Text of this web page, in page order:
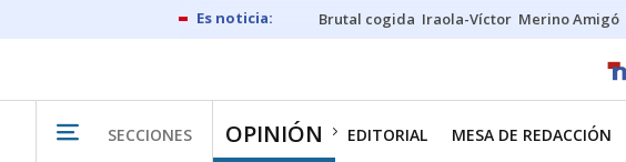
Brutal cogida Iraola-Víctor Merino Amigó
SECCIONES OPINIÓN EDITORIAL MESA DE REDACCIÓN